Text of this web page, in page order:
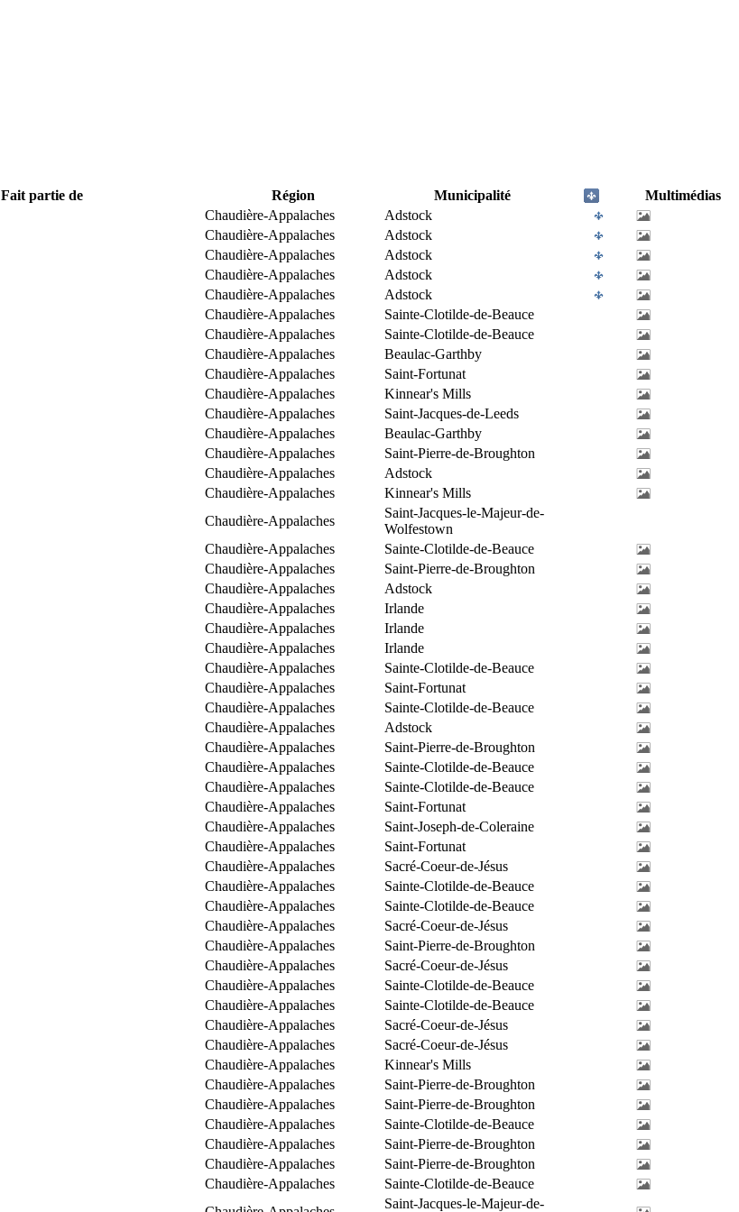
Fait partie de Région Municipalité
Multimédias
Chaudière-Appalaches
Adstock
Chaudière-Appalaches
Adstock
Chaudière-Appalaches
Adstock
Chaudière-Appalaches
Adstock
Chaudière-Appalaches
Adstock
Chaudière-Appalaches
Sainte-Clotilde-de-Beauce
Chaudière-Appalaches
Sainte-Clotilde-de-Beauce
Chaudière-Appalaches
Beaulac-Garthby
Chaudière-Appalaches
Saint-Fortunat
Chaudière-Appalaches
Kinnear's Mills
Chaudière-Appalaches
Saint-Jacques-de-Leeds
Chaudière-Appalaches
Beaulac-Garthby
Chaudière-Appalaches
Saint-Pierre-de-Broughton
Chaudière-Appalaches
Adstock
Chaudière-Appalaches
Kinnear's Mills
Chaudière-Appalaches
Saint-Jacques-le-Majeur-de-
Wolfestown
Chaudière-Appalaches
Sainte-Clotilde-de-Beauce
Chaudière-Appalaches
Saint-Pierre-de-Broughton
Chaudière-Appalaches
Adstock
Chaudière-Appalaches
Irlande
Chaudière-Appalaches
Irlande
Chaudière-Appalaches
Irlande
Chaudière-Appalaches
Sainte-Clotilde-de-Beauce
Chaudière-Appalaches
Saint-Fortunat
Chaudière-Appalaches
Sainte-Clotilde-de-Beauce
Chaudière-Appalaches
Adstock
Chaudière-Appalaches
Saint-Pierre-de-Broughton
Chaudière-Appalaches
Sainte-Clotilde-de-Beauce
Chaudière-Appalaches
Sainte-Clotilde-de-Beauce
Chaudière-Appalaches
Saint-Fortunat
Chaudière-Appalaches
Saint-Joseph-de-Coleraine
Chaudière-Appalaches
Saint-Fortunat
Chaudière-Appalaches
Sacré-Coeur-de-Jésus
Chaudière-Appalaches
Sainte-Clotilde-de-Beauce
Chaudière-Appalaches
Sainte-Clotilde-de-Beauce
Chaudière-Appalaches
Sacré-Coeur-de-Jésus
Chaudière-Appalaches
Saint-Pierre-de-Broughton
Chaudière-Appalaches
Sacré-Coeur-de-Jésus
Chaudière-Appalaches
Sainte-Clotilde-de-Beauce
Chaudière-Appalaches
Sainte-Clotilde-de-Beauce
Chaudière-Appalaches
Sacré-Coeur-de-Jésus
Chaudière-Appalaches
Sacré-Coeur-de-Jésus
Chaudière-Appalaches
Kinnear's Mills
Chaudière-Appalaches
Saint-Pierre-de-Broughton
Chaudière-Appalaches
Saint-Pierre-de-Broughton
Chaudière-Appalaches
Sainte-Clotilde-de-Beauce
Chaudière-Appalaches
Saint-Pierre-de-Broughton
Chaudière-Appalaches
Saint-Pierre-de-Broughton
Chaudière-Appalaches
Sainte-Clotilde-de-Beauce
Saint-Jacques-le-Majeur-de-